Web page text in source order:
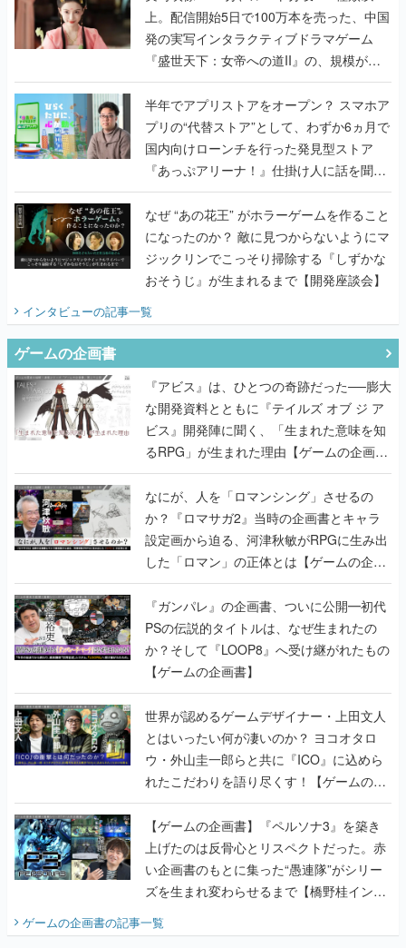
上。配信開始5日で100万本を売った、中国
発の実写インタラクティブドラマゲーム
『盛世天下：女帝への道II』の、規模が違
うこだわりをプロデューサーに聞いた
半年でアプリストアをオープン？ スマホア
プリの“代替ストア”として、わずか6ヵ月で
国内向けローンチを行った発見型ストア
『あっぷアリーナ！』仕掛け人に話を聞い
てみた
なぜ “あの花王” がホラーゲームを作ること
になったのか？ 敵に見つからないようにマ
ジックリンでこっそり掃除する『しずかな
おそうじ』が生まれるまで【開発座談会】
インタビューの記事一覧
ゲームの企画書
『アビス』は、ひとつの奇跡だった──膨大
な開発資料とともに『テイルズ オブ ジ ア
ビス』開発陣に聞く、「生まれた意味を知
るRPG」が生まれた理由【ゲームの企画
書】
なにが、人を「ロマンシング」させるの
か？『ロマサガ2』当時の企画書とキャラ
設定画から迫る、河津秋敏がRPGに生み出
した「ロマン」の正体とは【ゲームの企画
書】
『ガンパレ』の企画書、ついに公開━初代
PSの伝説的タイトルは、なぜ生まれたの
か？そして『LOOP8』へ受け継がれたもの
【ゲームの企画書】
世界が認めるゲームデザイナー・上田文人
とはいったい何が凄いのか？ ヨコオタロ
ウ・外山圭一郎らと共に『ICO』に込めら
れたこだわりを語り尽くす！【ゲームの企
画書】
【ゲームの企画書】『ペルソナ3』を築き
上げたのは反骨心とリスペクトだった。赤
い企画書のもとに集った“愚連隊”がシリー
ズを生まれ変わらせるまで【橋野桂インタ
ゲームの企画書の記事一覧